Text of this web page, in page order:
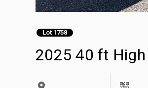
Lot 1758
2025 40 ft